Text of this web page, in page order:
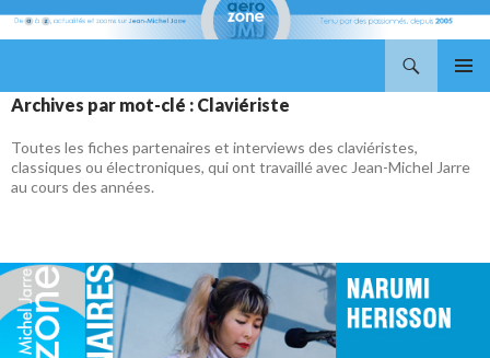
AU
Archives par mot-clé : Claviériste
Toutes les fiches partenaires et interviews des claviéristes,
classiques ou électroniques, qui ont travaillé avec Jean-Michel Jarre
au cours des années.